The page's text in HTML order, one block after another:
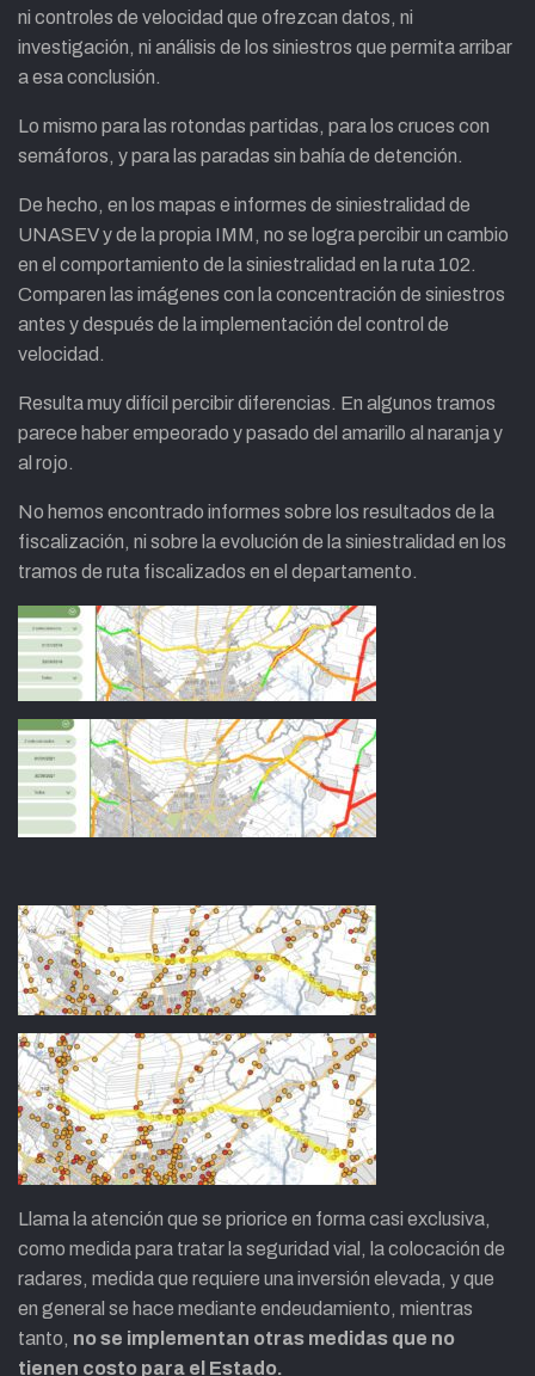
ni controles de velocidad que ofrezcan datos, ni
investigación, ni análisis de los siniestros que permita arribar
a esa conclusión.
Lo mismo para las rotondas partidas, para los cruces con
semáforos, y para las paradas sin bahía de detención.
De hecho, en los mapas e informes de siniestralidad de
UNASEV y de la propia IMM, no se logra percibir un cambio
en el comportamiento de la siniestralidad en la ruta 102.
Comparen las imágenes con la concentración de siniestros
antes y después de la implementación del control de
velocidad.
Resulta muy difícil percibir diferencias. En algunos tramos
parece haber empeorado y pasado del amarillo al naranja y
al rojo.
No hemos encontrado informes sobre los resultados de la
fiscalización, ni sobre la evolución de la siniestralidad en los
tramos de ruta fiscalizados en el departamento.
Llama la atención que se priorice en forma casi exclusiva,
como medida para tratar la seguridad vial, la colocación de
radares, medida que requiere una inversión elevada, y que
en general se hace mediante endeudamiento, mientras
tanto, no se implementan otras medidas que no
tienen costo para el Estado.